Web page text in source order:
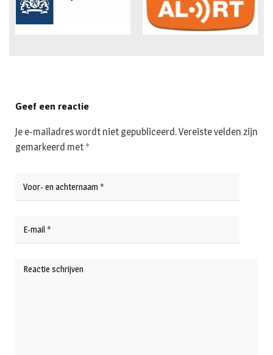
Geef een reactie
Je e-mailadres wordt niet gepubliceerd.Vereiste velden zijn
gemarkeerd met *